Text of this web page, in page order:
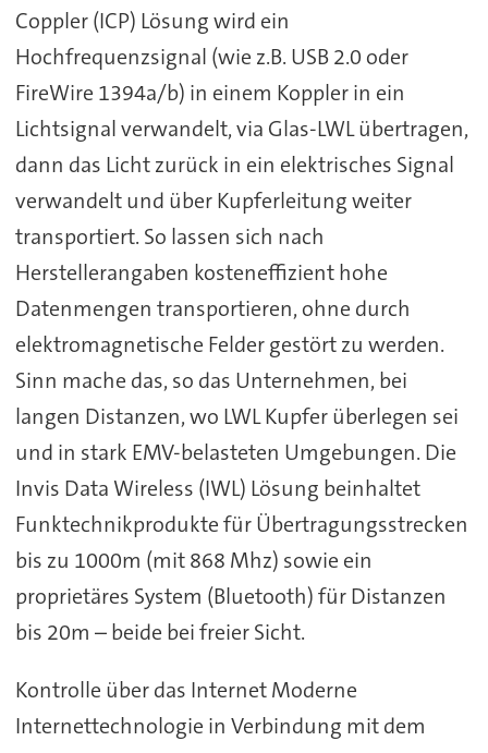
Coppler (ICP) Lösung wird ein
Hochfrequenzsignal (wie z.B. USB 2.0 oder
FireWire 1394a/b) in einem Koppler in ein
Lichtsignal verwandelt, via Glas-LWL übertragen,
dann das Licht zurück in ein elektrisches Signal
verwandelt und über Kupferleitung weiter
transportiert. So lassen sich nach
Herstellerangaben kosteneffizient hohe
Datenmengen transportieren, ohne durch
elektromagnetische Felder gestört zu werden.
Sinn mache das, so das Unternehmen, bei
langen Distanzen, wo LWL Kupfer überlegen sei
und in stark EMV-belasteten Umgebungen. Die
Invis Data Wireless (IWL) Lösung beinhaltet
Funktechnikprodukte für Übertragungsstrecken
bis zu 1000m (mit 868 Mhz) sowie ein
proprietäres System (Bluetooth) für Distanzen
bis 20m – beide bei freier Sicht.
Kontrolle über das Internet Moderne
Internettechnologie in Verbindung mit dem